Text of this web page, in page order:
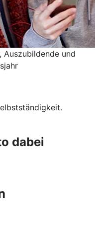
Auszubildende und
dabei